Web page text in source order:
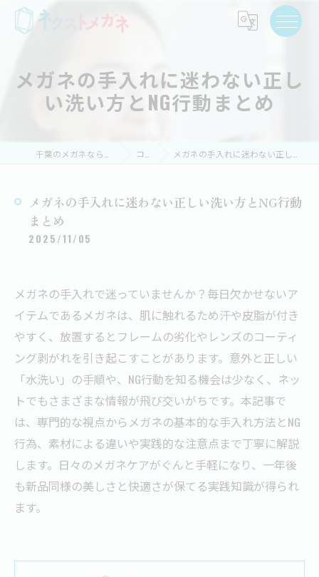
メガネの手入れに迷わない正し
い洗い方とNG行動まとめ
コラム メガネの手入れに迷わない正しい洗い方とNG行動まとめ
メガネの手入れに迷わない正しい洗い方とNG行動
まとめ
2025/11/05
メガネの手入れで迷っていませんか？毎日欠かせないア
イテムであるメガネは、肌に触れるため汗や皮脂が付き
やすく、放置するとフレームの劣化やレンズのコーティ
ング剥がれを引き起こすことがあります。意外と正しい
「水洗い」の手順や、NG行動を知る機会は少なく、ネッ
トでもさまざまな情報が飛び交いがちです。本記事で
は、専門的な視点からメガネの基本的な手入れ方法とNG
行為、素材による違いや実践的な注意点まで丁寧に解説
します。日々のメガネケアがぐんと手軽になり、一年後
も新品同様の美しさと快適さが保てる実践知識が得られ
ます。